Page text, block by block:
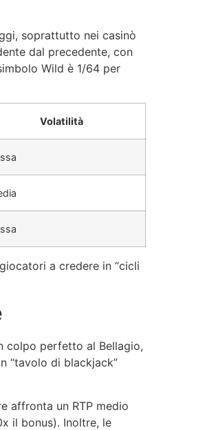
soprattutto nei casinò
dal precedente, con
Wild è 1/64 per
Volatilità
a credere in “cicli
colpo perfetto al Bellagio,
“tavolo di blackjack”
affronta un RTP medio
il bonus). Inoltre, le